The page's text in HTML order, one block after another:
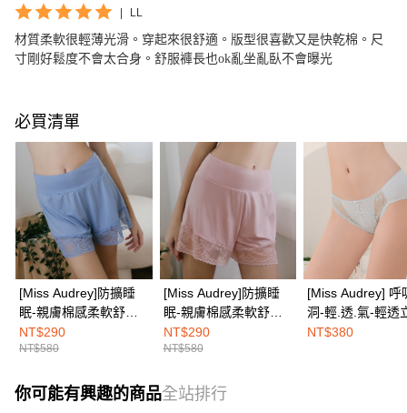
LL
材質柔軟很輕薄光滑。穿起來很舒適。版型很喜歡又是快乾棉。尺
寸剛好鬆度不會太合身。舒服褲長也ok亂坐亂臥不會曝光
必買清單
[Miss Audrey]防擴睡
眠-親膚棉感柔軟舒適
短褲-好夢藍
NT$290
NT$580
[Miss Audrey]防擴睡
眠-親膚棉感柔軟舒適
短褲-舒眠粉
NT$290
NT$580
[Miss Audrey] 呼
洞-輕.透.氣-輕透
花束蕾絲低腰三
NT$380
你可能有興趣的商品全站排行